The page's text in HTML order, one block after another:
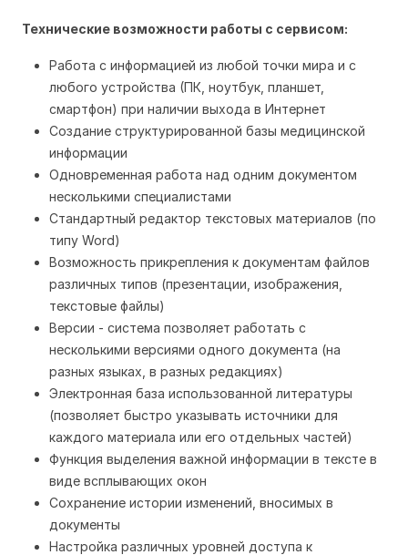
Технические возможности работы с сервисом:
Работа с информацией из любой точки мира и с
любого устройства (ПК, ноутбук, планшет,
смартфон) при наличии выхода в Интернет
Создание структурированной базы медицинской
информации
Одновременная работа над одним документом
несколькими специалистами
Стандартный редактор текстовых материалов (по
типу Word)
Возможность прикрепления к документам файлов
различных типов (презентации, изображения,
текстовые файлы)
Версии - система позволяет работать с
несколькими версиями одного документа (на
разных языках, в разных редакциях)
Электронная база использованной литературы
(позволяет быстро указывать источники для
каждого материала или его отдельных частей)
Функция выделения важной информации в тексте в
виде всплывающих окон
Сохранение истории изменений, вносимых в
документы
Настройка различных уровней доступа к